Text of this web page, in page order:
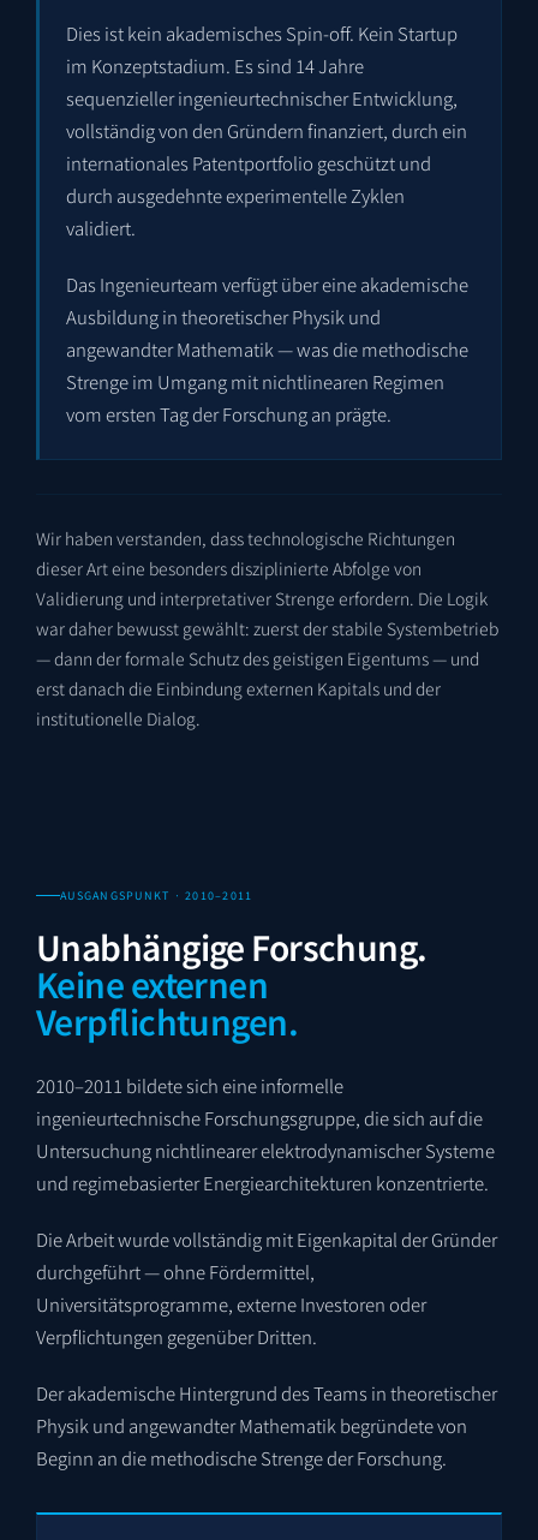
Dies ist kein akademisches Spin-off. Kein Startup
im Konzeptstadium. Es sind 14 Jahre
sequenzieller ingenieurtechnischer Entwicklung,
vollständig von den Gründern finanziert, durch ein
internationales Patentportfolio geschützt und
durch ausgedehnte experimentelle Zyklen
validiert.
Das Ingenieurteam verfügt über eine akademische
Ausbildung in theoretischer Physik und
angewandter Mathematik — was die methodische
Strenge im Umgang mit nichtlinearen Regimen
vom ersten Tag der Forschung an prägte.
Wir haben verstanden, dass technologische Richtungen
dieser Art eine besonders disziplinierte Abfolge von
Validierung und interpretativer Strenge erfordern. Die Logik
war daher bewusst gewählt: zuerst der stabile Systembetrieb
— dann der formale Schutz des geistigen Eigentums — und
erst danach die Einbindung externen Kapitals und der
institutionelle Dialog.
AUSGANGSPUNKT · 2010–2011
Unabhängige Forschung.
Keine externen
Verpflichtungen.
2010–2011 bildete sich eine informelle
ingenieurtechnische Forschungsgruppe, die sich auf die
Untersuchung nichtlinearer elektrodynamischer Systeme
und regimebasierter Energiearchitekturen konzentrierte.
Die Arbeit wurde vollständig mit Eigenkapital der Gründer
durchgeführt — ohne Fördermittel,
Universitätsprogramme, externe Investoren oder
Verpflichtungen gegenüber Dritten.
Der akademische Hintergrund des Teams in theoretischer
Physik und angewandter Mathematik begründete von
Beginn an die methodische Strenge der Forschung.